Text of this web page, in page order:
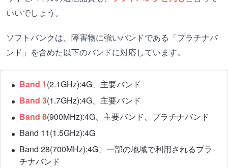
いいでしょう。
ソフトバンクは、障害物に強いバンドである「プラチナバ
ンド」を含めた以下のバンドに対応しています。
Band 1(2.1GHz):4G、主要バンド
Band 3(1.7GHz):4G、主要バンド
Band 8(900MHz):4G、主要バンド、プラチナバンド
Band 11(1.5GHz):4G
Band 28(700MHz):4G、一部の地域で利用されるプラ
チナバンド